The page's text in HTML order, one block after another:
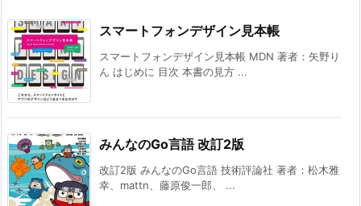
スマートフォンデザイン見本帳
スマートフォンデザイン見本帳 MDN 著者：矢野り
ん はじめに 目次 本書の見方 ...
みんなのGo言語 改訂2版
改訂2版 みんなのGo言語 技術評論社 著者：松木雅
幸、mattn、藤原俊一郎、 ...